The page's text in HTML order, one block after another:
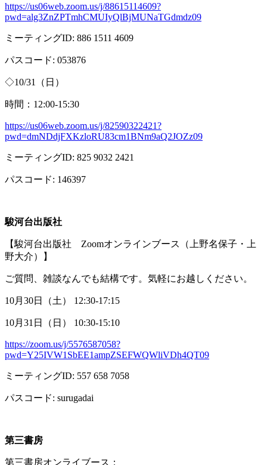
https://us06web.zoom.us/j/88615114609?
pwd=alg3ZnZPTmhCMUIyQlBjMUNaTGdmdz09
ミーティングID: 886 1511 4609
パスコード: 053876
◇10/31 （日）
時間： 12:00-15:30
https://us06web.zoom.us/j/82590322421?
pwd=dmNDdjFXKzloRU83cm1BNm9aQ2JOZz09
ミーティングID: 825 9032 2421
パスコード: 146397
駿河台出版社
【駿河台出版社 Zoomオンラインブース（上野名保子・上
野大介）】
ご質問、雑談なんでも結構です。気軽にお越しください。
10月 30日（土） 12:30-17:15
10月 31 日（日） 10:30-15:10
https://zoom.us/j/5576587058?
pwd=Y25IVW1SbEE1ampZSEFWQWliVDh4QT09
ミーティングID: 557 658 7058
パスコード: surugadai
第三書房
第三書房オンライブース：